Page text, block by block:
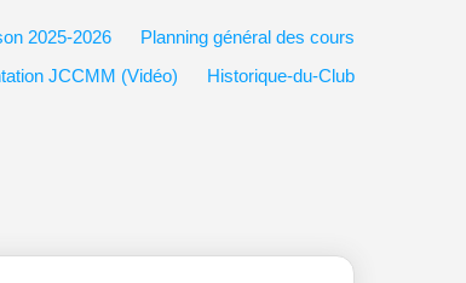
2025-2026
Planning général des cours
JCCMM (Vidéo) Historique-du-Club